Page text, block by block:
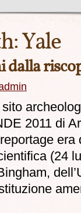
Yale
dalla
2011 di
era
(24